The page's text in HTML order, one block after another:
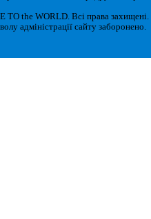
the WORLD. Всі права захищені.
адміністрації сайту заборонено.